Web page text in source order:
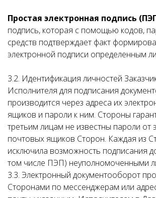
Простая электронная подпись
подпись, которая с помощью кодов,
средств подтверждает факт
электронной подписи определенным
3.2. Идентификация личностей
Исполнителя для подписания
производится через адреса их
ящиков и пароли к ним. Стороны
третьим лицам не известны пароли от
почтовых ящиков Сторон. Каждая из
исключила возможность подписания
том числе ПЭП) неуполномоченными
3.3. Электронный документооборот
Сторонами по мессенджерам или